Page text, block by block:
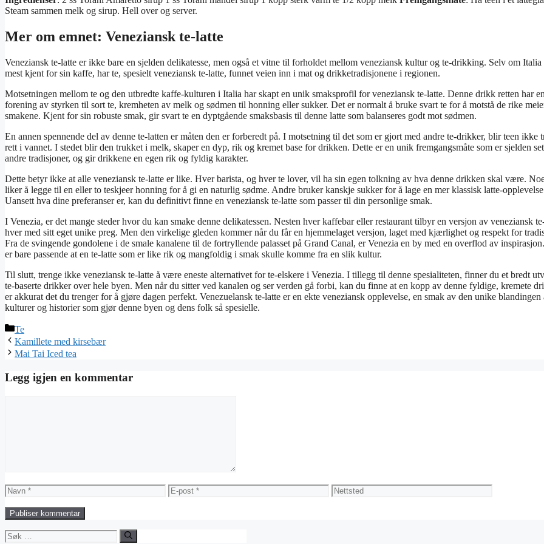
Steam sammen melk og sirup. Hell over og server.
Mer om emnet: Veneziansk te-latte
Veneziansk te-latte er ikke bare en sjelden delikatesse, men også et vitne til forholdet mellom veneziansk kultur og te-drikking. Selv om Italia
mest kjent for sin kaffe, har te, spesielt veneziansk te-latte, funnet veien inn i mat og drikketradisjonene i regionen.
Motsetningen mellom te og den utbredte kaffe-kulturen i Italia har skapt en unik smaksprofil for veneziansk te-latte. Denne drikk retten har
forening av styrken til sort te, kremheten av melk og sødmen til honning eller sukker. Det er normalt å bruke svart te for å motstå de rike
smakene. Kjent for sin robuste smak, gir svart te en dyptgående smaksbasis til denne latte som balanseres godt mot sødmen.
En annen spennende del av denne te-latten er måten den er forberedt på. I motsetning til det som er gjort med andre te-drikker, blir teen ikke
rett i vannet. I stedet blir den trukket i melk, skaper en dyp, rik og kremet base for drikken. Dette er en unik fremgangsmåte som er sjelden
andre tradisjoner, og gir drikkene en egen rik og fyldig karakter.
Dette betyr ikke at alle veneziansk te-latte er like. Hver barista, og hver te lover, vil ha sin egen tolkning av hva denne drikken skal være.
liker å legge til en eller to teskjeer honning for å gi en naturlig sødme. Andre bruker kanskje sukker for å lage en mer klassisk latte-
Uansett hva dine preferanser er, kan du definitivt finne en veneziansk te-latte som passer til din personlige smak.
I Venezia, er det mange steder hvor du kan smake denne delikatessen. Nesten hver kaffebar eller restaurant tilbyr en versjon av veneziansk
hver med sitt eget unike preg. Men den virkelige gleden kommer når du får en hjemmelaget versjon, laget med kjærlighet og respekt for
Fra de svingende gondolene i de smale kanalene til de fortryllende palasset på Grand Canal, er Venezia en by med en overflod av
er bare passende at en te-latte som er like rik og mangfoldig i smak skulle komme fra en slik kultur.
Til slutt, trenge ikke veneziansk te-latte å være eneste alternativet for te-elskere i Venezia. I tillegg til denne spesialiteten, finner du et bredt
te-baserte drikker over hele byen. Men når du sitter ved kanalen og ser verden gå forbi, kan du finne at en kopp av denne fyldige, kremete
er akkurat det du trenger for å gjøre dagen perfekt. Venezuelansk te-latte er en ekte veneziansk opplevelse, en smak av den unike blandingen
kulturer og historier som gjør denne byen og dens folk så spesielle.
Kategorier
Te
Kamillete med kirsebær
Mai Tai Iced tea
Legg igjen en kommentar
Navn
E-
post
Nettsted
Søk